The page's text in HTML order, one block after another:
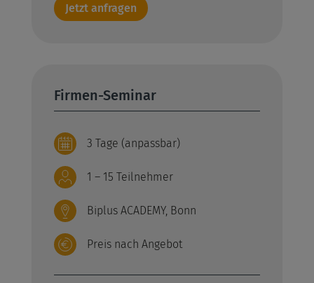
Jetzt anfragen
Firmen-Seminar
3 Tage (anpassbar)
1 – 15 Teilnehmer
Biplus ACADEMY, Bonn
Preis nach Angebot